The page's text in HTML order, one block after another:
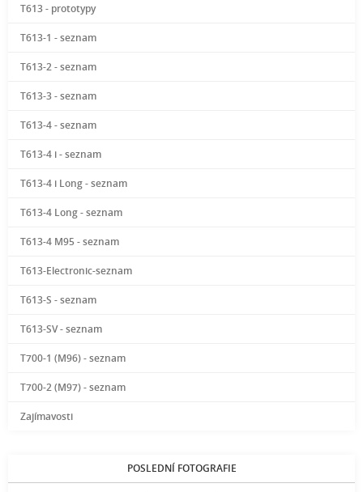
T613 - prototypy
T613-1 - seznam
T613-2 - seznam
T613-3 - seznam
T613-4 - seznam
T613-4 i - seznam
T613-4 i Long - seznam
T613-4 Long - seznam
T613-4 M95 - seznam
T613-Electronic-seznam
T613-S - seznam
T613-SV - seznam
T700-1 (M96) - seznam
T700-2 (M97) - seznam
Zajímavosti
POSLEDNÍ FOTOGRAFIE